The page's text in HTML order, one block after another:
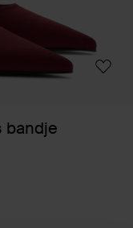
bandje